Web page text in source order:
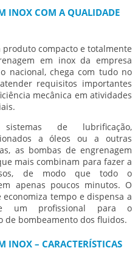
INOX COM A QUALIDADE
compacto e totalmente
em inoxda empresa
nacional, chega com tudo no
requisitos importantes
mecânica em atividades
de lubrificação,
a óleos ou a outras
as bombas de engrenagem
mais combinam para fazer a
de modo que todo o
apenas poucos minutos. O
tempo e dispensa a
um profissional para o
de bombeamento dos fluidos.
INOX – CARACTERÍSTICAS